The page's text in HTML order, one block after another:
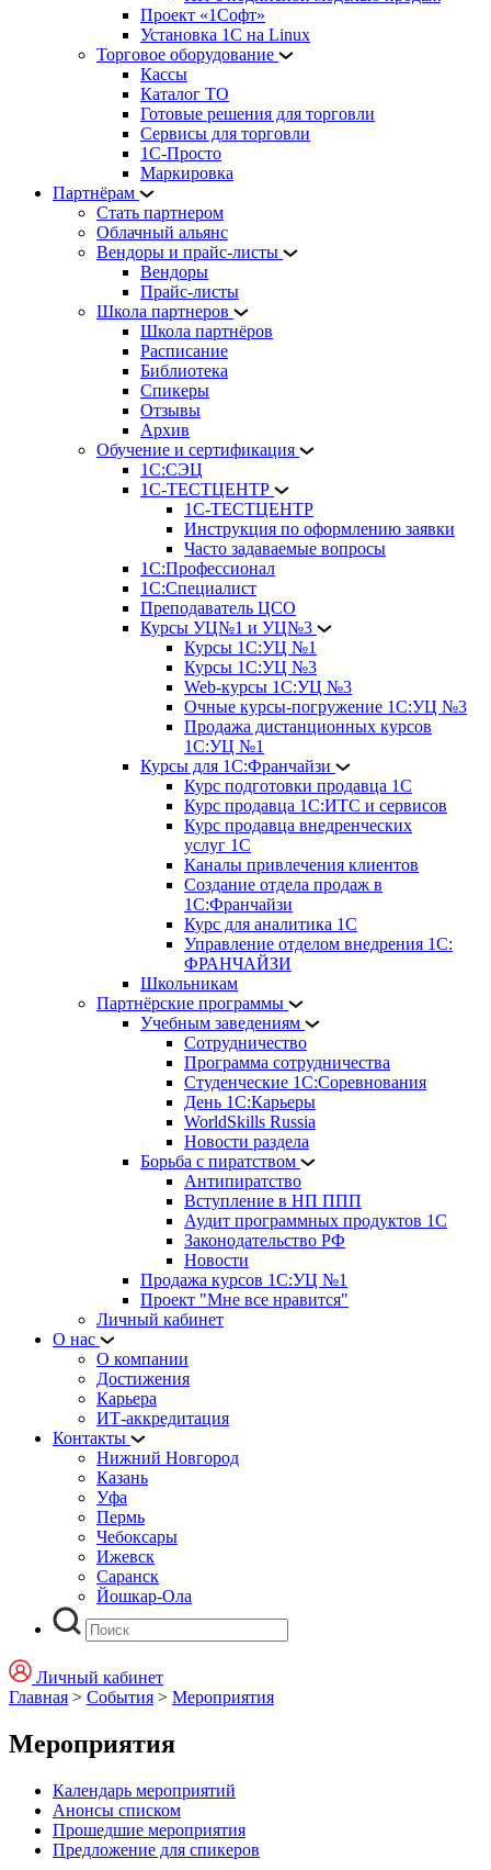
Проект «1Софт»
Установка 1С на Linux
Торговое оборудование
Кассы
Каталог ТО
Готовые решения для торговли
Сервисы для торговли
1С-Просто
Маркировка
Партнёрам
Стать партнером
Облачный альянс
Вендоры и прайс-листы
Вендоры
Прайс-листы
Школа партнеров
Школа партнёров
Расписание
Библиотека
Спикеры
Отзывы
Архив
Обучение и сертификация
1С:СЭЦ
1С-ТЕСТЦЕНТР
1С-ТЕСТЦЕНТР
Инструкция по оформлению заявки
Часто задаваемые вопросы
1С:Профессионал
1С:Специалист
Преподаватель ЦСО
Курсы УЦ№1 и УЦ№3
Курсы 1С:УЦ №1
Курсы 1С:УЦ №3
Web-курсы 1С:УЦ №3
Очные курсы-погружение 1С:УЦ №3
Продажа дистанционных курсов
1С:УЦ №1
Курсы для 1С:Франчайзи
Курс подготовки продавца 1С
Курс продавца 1С:ИТС и сервисов
Курс продавца внедренческих
услуг 1С
Каналы привлечения клиентов
Создание отдела продаж в
1С:Франчайзи
Курс для аналитика 1С
Управление отделом внедрения 1С:
ФРАНЧАЙЗИ
Школьникам
Партнёрские программы
Учебным заведениям
Сотрудничество
Программа сотрудничества
Студенческие 1С:Соревнования
День 1С:Карьеры
WorldSkills Russia
Новости раздела
Борьба с пиратством
Антипиратство
Вступление в НП ППП
Аудит программных продуктов 1С
Законодательство РФ
Новости
Продажа курсов 1С:УЦ №1
Проект "Мне все нравится"
Личный кабинет
О нас
О компании
Достижения
Карьера
ИТ-аккредитация
Контакты
Нижний Новгород
Казань
Уфа
Пермь
Чебоксары
Ижевск
Саранск
Йошкар-Ола
Личный кабинет
Главная > События > Мероприятия
Мероприятия
Календарь мероприятий
Анонсы списком
Прошедшие мероприятия
Предложение для спикеров